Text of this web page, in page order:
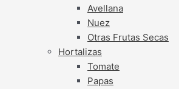
Avellana
Nuez
Otras Frutas Secas
Hortalizas
Tomate
Papas